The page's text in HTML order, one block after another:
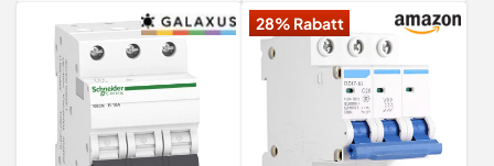
28% Rabatt